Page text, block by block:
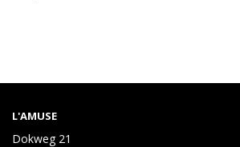
L'AMUSE
Dokweg 21